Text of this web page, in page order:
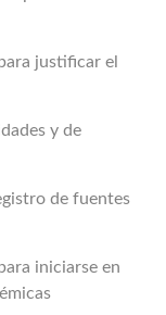
justificar el
y de
de fuentes
iniciarse en